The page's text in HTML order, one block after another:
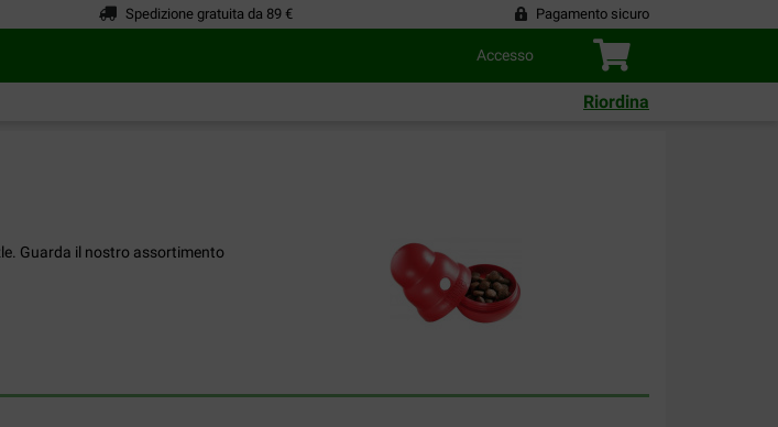
Spedizione gratuita da 89 € Pagamento sicuro
Accesso
Riordina
Guarda il nostro assortimento